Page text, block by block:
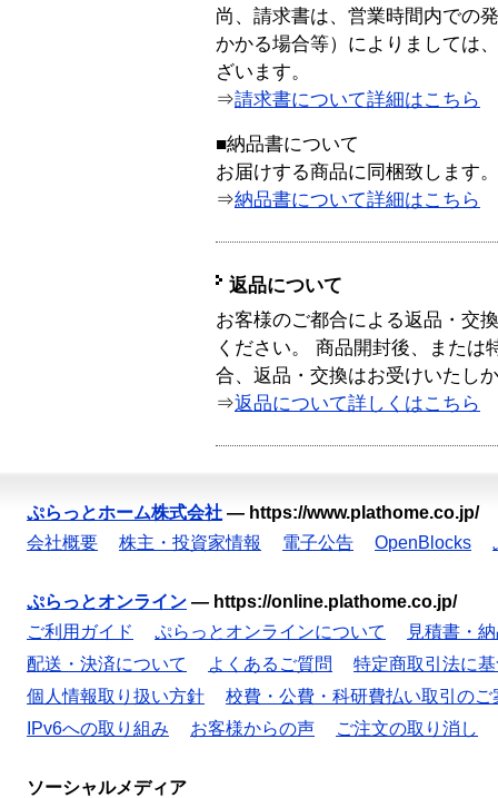
尚、請求書は、営業時間内での
かかる場合等）によりましては
ざいます。
⇒請求書について詳細はこちら
■納品書について
お届けする商品に同梱致します。
⇒納品書について詳細はこちら
返品について
お客様のご都合による返品・交
ください。 商品開封後、または
合、返品・交換はお受けいたし
⇒返品について詳しくはこちら
ぷらっとホーム株式会社 — https://www.plathome.co.jp/
会社概要
株主・投資家情報 電子公告 OpenBlocks
ぷらっとオンライン — https://online.plathome.co.jp/
ご利用ガイド
ぷらっとオンラインについて
見積書・
配送・決済について
よくあるご質問
特定商取引法に
個人情報取り扱い方針
校費・公費・科研費払い取引のご
IPv6への取り組み
お客様からの声 ご注文の取り消し
ソーシャルメディア